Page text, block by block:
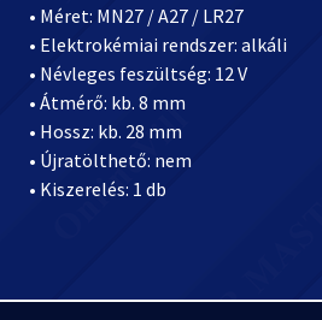
• Méret: MN27 / A27 / LR27
• Elektrokémiai rendszer: alkáli
• Névleges feszültség: 12 V
• Átmérő: kb. 8 mm
• Hossz: kb. 28 mm
• Újratölthető: nem
• Kiszerelés: 1 db